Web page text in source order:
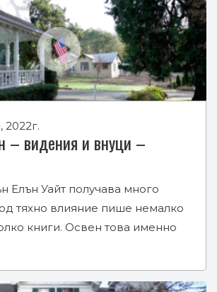
2022г.
– видения и внуци –
Елън Уайт получава много
тяхно влияние пише немалко
книги. Освен това именно